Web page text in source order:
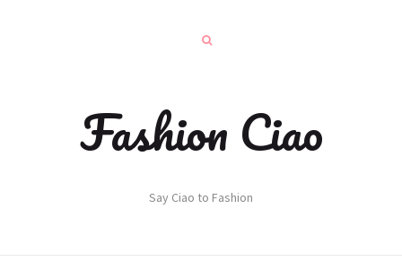
Fashion Ciao
Say Ciao to Fashion